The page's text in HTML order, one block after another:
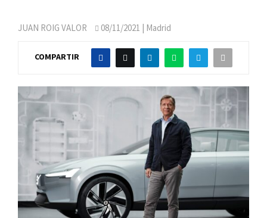
JUAN ROIG VALOR 08/11/2021 | Madrid
COMPARTIR